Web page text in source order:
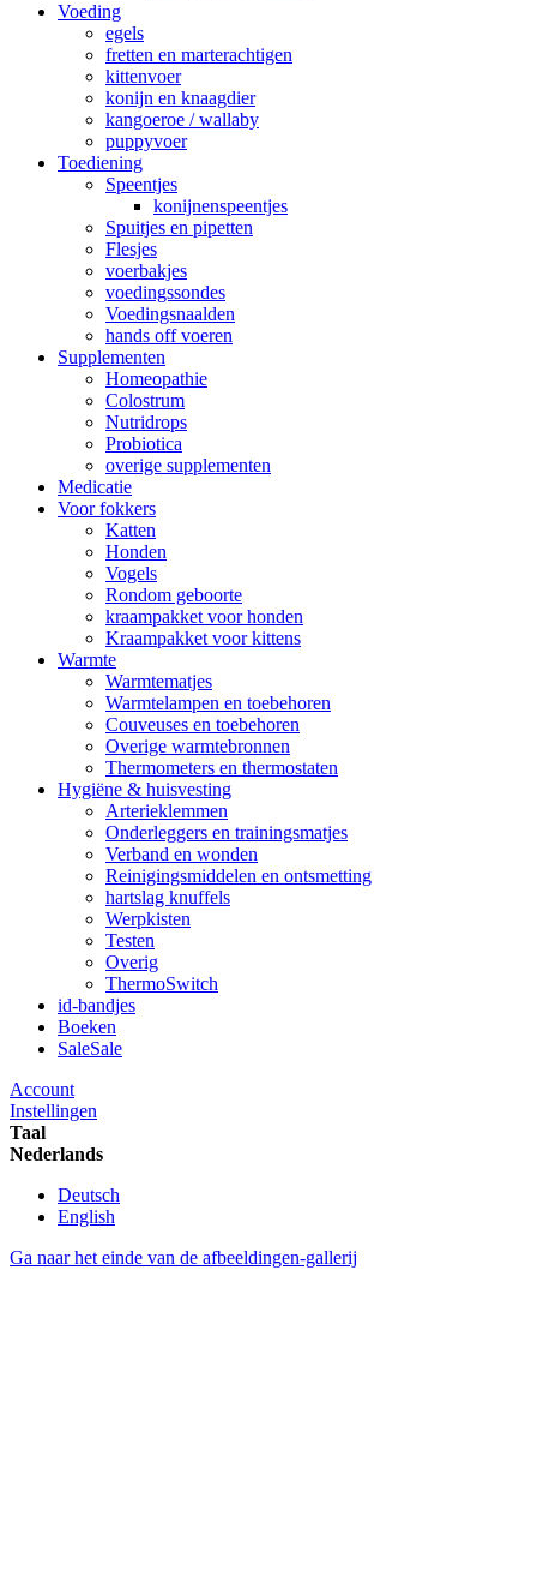
Voeding
egels
fretten en marterachtigen
kittenvoer
konijn en knaagdier
kangoeroe / wallaby
puppyvoer
Toediening
Speentjes
konijnenspeentjes
Spuitjes en pipetten
Flesjes
voerbakjes
voedingssondes
Voedingsnaalden
hands off voeren
Supplementen
Homeopathie
Colostrum
Nutridrops
Probiotica
overige supplementen
Medicatie
Voor fokkers
Katten
Honden
Vogels
Rondom geboorte
kraampakket voor honden
Kraampakket voor kittens
Warmte
Warmtematjes
Warmtelampen en toebehoren
Couveuses en toebehoren
Overige warmtebronnen
Thermometers en thermostaten
Hygiëne & huisvesting
Arterieklemmen
Onderleggers en trainingsmatjes
Verband en wonden
Reinigingsmiddelen en ontsmetting
hartslag knuffels
Werpkisten
Testen
Overig
ThermoSwitch
id-bandjes
Boeken
SaleSale
Account
Instellingen
Taal
Nederlands
Deutsch
English
Ga naar het einde van de afbeeldingen-gallerij